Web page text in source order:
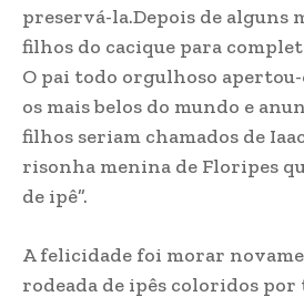
preservá-la.Depois de alguns
filhos do cacique para
O pai todo orgulhoso apertou-
os mais belos do mundo e
filhos seriam chamados de
risonha menina de Floripes
de ipê”.
A felicidade foi morar
rodeada de ipês coloridos por